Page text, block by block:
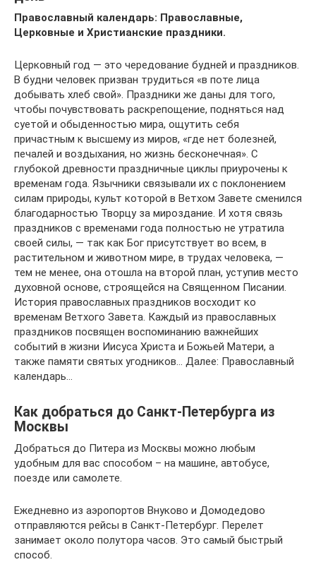
Православный календарь: Православные,
Церковные и Христианские праздники.
Церковный год — это чередование будней и праздников.
В будни человек призван трудиться «в поте лица
добывать хлеб свой». Праздники же даны для того,
чтобы почувствовать раскрепощение, подняться над
суетой и обыденностью мира, ощутить себя
причастным к высшему из миров, «где нет болезней,
печалей и воздыхания, но жизнь бесконечная». С
глубокой древности праздничные циклы приурочены к
временам года. Язычники связывали их с поклонением
силам природы, культ которой в Ветхом Завете сменился
благодарностью Творцу за мироздание. И хотя связь
праздников с временами года полностью не утратила
своей силы, — так как Бог присутствует во всем, в
растительном и животном мире, в трудах человека, —
тем не менее, она отошла на второй план, уступив место
духовной основе, строящейся на Священном Писании.
История православных праздников восходит ко
временам Ветхого Завета. Каждый из православных
праздников посвящен воспоминанию важнейших
событий в жизни Иисуса Христа и Божьей Матери, а
также памяти святых угодников… Далее: Православный
календарь…
Как добраться до Санкт-Петербурга из
Москвы
Добраться до Питера из Москвы можно любым
удобным для вас способом – на машине, автобусе,
поезде или самолете.
Ежедневно из аэропортов Внуково и Домодедово
отправляются рейсы в Санкт-Петербург. Перелет
занимает около полутора часов. Это самый быстрый
способ.